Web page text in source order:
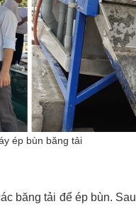
ép bùn băng tải
băng tải để ép bùn.